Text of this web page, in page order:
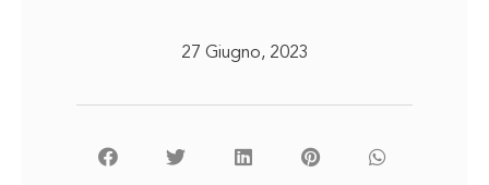
27 Giugno, 2023